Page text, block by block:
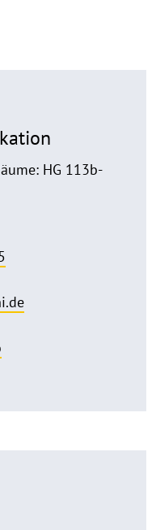
HG 113b-